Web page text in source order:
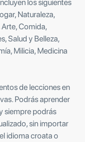
los siguientes
Naturaleza,
Comida,
Salud y Belleza,
Milicia, Medicina
de lecciones en
Podrás aprender
siempre podrás
sin importar
idioma croata o